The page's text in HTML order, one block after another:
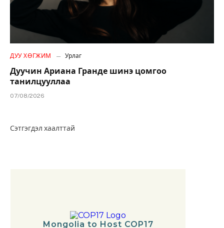
ДУУ ХӨГЖИМ Урлаг
Дуучин Ариана Гранде шинэ цомгоо
танилцууллаа
07/08/2026
Сэтгэгдэл хаалттай